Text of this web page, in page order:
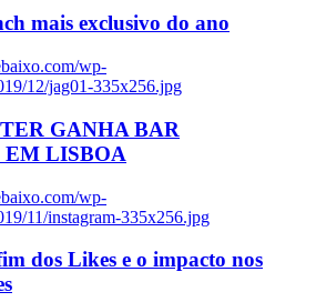
mais exclusivo do ano
wp-
12/jag01-335x256.jpg
GANHA BAR
LISBOA
wp-
11/instagram-335x256.jpg
dos Likes e o impacto nos